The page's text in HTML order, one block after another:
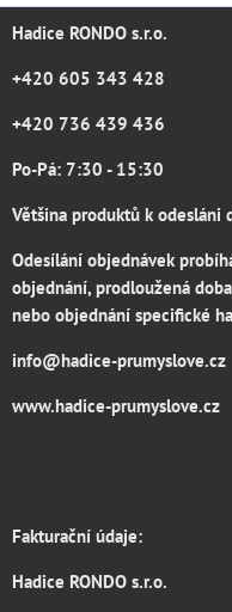
Hadice RONDO s.r.o.
+420 605 343 428
+420 736 439 436
Po-Pá: 7:30 - 15:30
Většina produktů k odesláni
Odesílání objednávek
objednání, prodloužená
nebo objednání specifické
info@hadice-prumyslove.cz
www.hadice-prumyslove.cz
Fakturační údaje:
Hadice RONDO s.r.o.